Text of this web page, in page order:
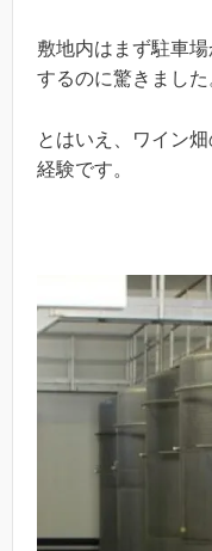
敷地内はまず駐車
するのに驚きました
とはいえ、ワイン
経験です。